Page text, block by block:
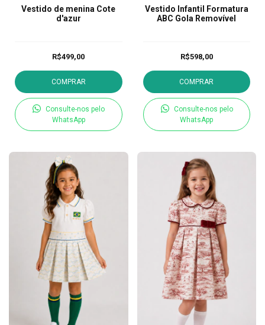
Vestido de menina Cote
d'azur
R$499,00
COMPRAR
Consulte-nos pelo
WhatsApp
Vestido Infantil Formatura
ABC Gola Removível
R$598,00
COMPRAR
Consulte-nos pelo
WhatsApp